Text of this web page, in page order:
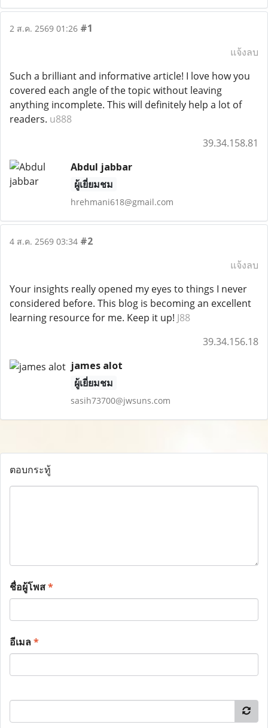
2 ส.ค. 2569 01:26 #1
แจ้งลบ
Such a brilliant and informative article! I love how you
covered each angle of the topic without leaving
anything incomplete. This will definitely help a lot of
readers. u888
39.34.158.81
Abdul jabbar
ผู้เยี่ยมชม
hrehmani618@gmail.com
4 ส.ค. 2569 03:34 #2
แจ้งลบ
Your insights really opened my eyes to things I never
considered before. This blog is becoming an excellent
learning resource for me. Keep it up! J88
39.34.156.18
james alot
ผู้เยี่ยมชม
sasih73700@jwsuns.com
ตอบกระทู้
ชื่อผู้โพส*
อีเมล*